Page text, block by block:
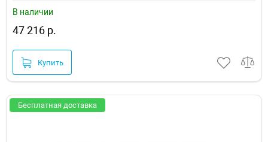
В наличии
47 216 р.
Купить
Бесплатная доставка